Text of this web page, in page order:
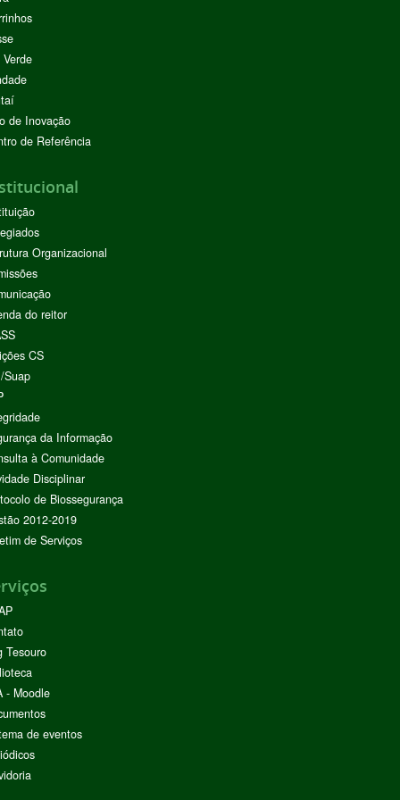
de Inovação
de Referência
Organizacional
do reitor
CS
Suap
da Informação
à Comunidade
Disciplinar
de Biossegurança
2012-2019
de Serviços
Tesouro
- Moodle
de eventos